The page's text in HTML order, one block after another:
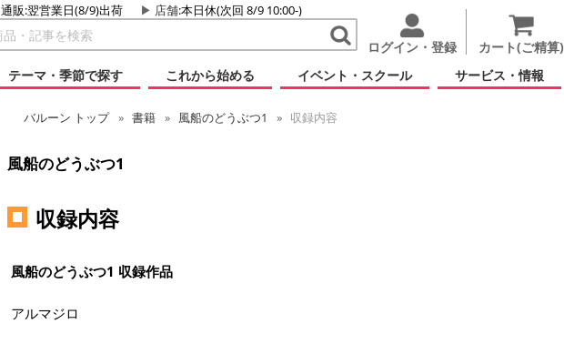
通販:翌営業日(8/9)出荷 店舗:本日休(次回 8/9 10:00-)
ログイン・登録 カート(ご精算)
テーマ・季節で探す
これから始める イベント・スクール サービス・情報
バルーン トップ 書籍 風船のどうぶつ1 収録内容
風船のどうぶつ1
収録内容
風船のどうぶつ1 収録作品
アルマジロ